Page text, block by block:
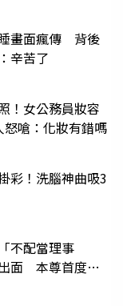
畫面瘋傳 背後
辛苦了
！女公務員妝容
嗆：化妝有錯嗎
彩！洗腦神曲吸3
不配當理事
面 本尊首度回